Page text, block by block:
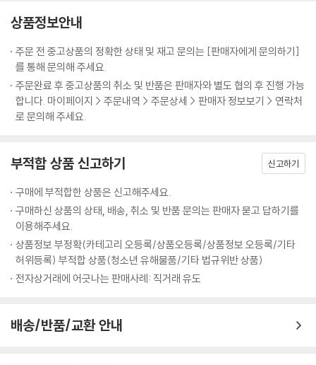
상품정보안내
주문 전 중고상품의 정확한 상태 및 재고 문의는 [판매자에게 문의하기]
를 통해 문의해 주세요.
주문완료 후 중고상품의 취소 및 반품은 판매자와 별도 협의 후 진행 가능
합니다. 마이페이지 > 주문내역 > 주문상세 > 판매자 정보보기 > 연락처
로 문의해 주세요.
부적합 상품 신고하기 신고하기
구매에 부적합한 상품은 신고해주세요.
구매하신 상품의 상태, 배송, 취소 및 반품 문의는 판매자 묻고 답하기를
이용해주세요.
상품정보 부정확(카테고리 오등록/상품오등록/상품정보 오등록/기타
허위등록) 부적합 상품(청소년 유해물품/기타 법규위반 상품)
전자상거래에 어긋나는 판매사례: 직거래 유도
배송/반품/교환 안내